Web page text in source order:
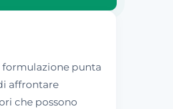
formulazione punta
affrontare
che possono